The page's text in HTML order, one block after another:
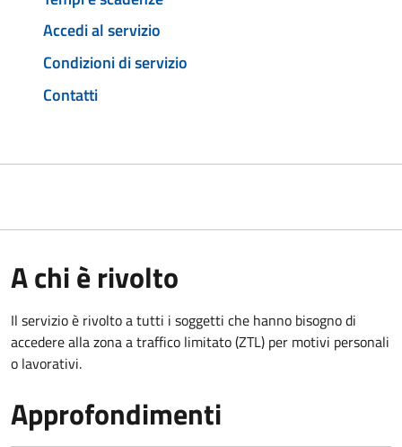
Accedi al servizio
Condizioni di servizio
Contatti
A chi è rivolto
Il servizio è rivolto a tutti i soggetti che hanno bisogno di
accedere alla zona a traffico limitato (ZTL) per motivi personali
o lavorativi.
Approfondimenti